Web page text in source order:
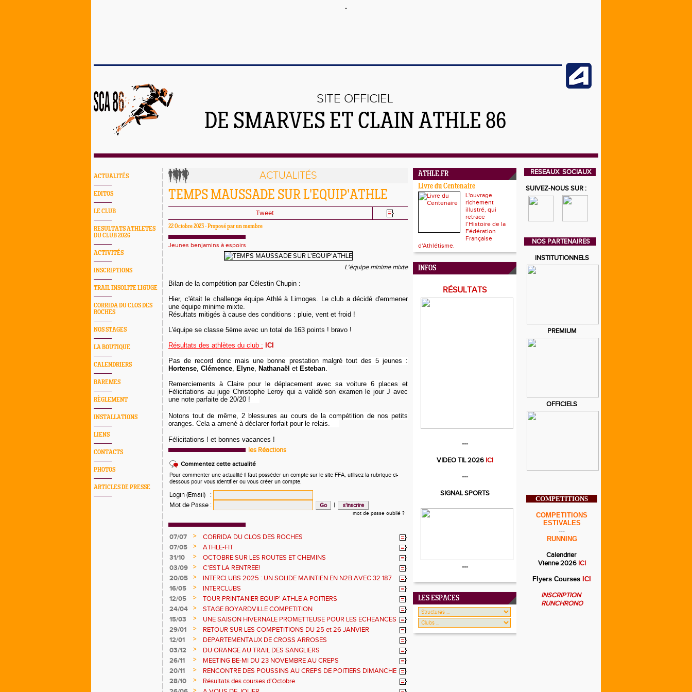
SITE OFFICIEL
DE SMARVES ET CLAIN ATHLE 86
ACTUALITÉS
EDITOS
LE CLUB
RESULTATS ATHLETES
DU CLUB 2026
ACTIVITÉS
INSCRIPTIONS
TRAIL INSOLITE LIGUGE
CORRIDA DU CLOS DES
ROCHES
NOS STAGES
LA BOUTIQUE
CALENDRIERS
BAREMES
RÈGLEMENT
INSTALLATIONS
LIENS
CONTACTS
PHOTOS
ARTICLES DE PRESSE
ACTUALITÉS
TEMPS MAUSSADE SUR L'EQUIP'ATHLE
Tweet
22 Octobre 2023 - Proposé par un membre
Jeunes benjamins à espoirs
L'équipe minime mixte
Bilan de la compétition par Célestin Chupin :
Hier, c'était le challenge équipe Athlé à Limoges. Le club a décidé d'emmener
une équipe minime mixte.
Résultats mitigés à cause des conditions : pluie, vent et froid !
L'équipe se classe 5ème avec un total de 163 points ! bravo !
Résultats des athlètes du club : ICI
Pas de record donc mais une bonne prestation malgré tout des 5 jeunes :
Hortense, Clémence, Elyne, Nathanaël et Esteban.
Remerciements à Claire pour le déplacement avec sa voiture 6 places et
Félicitations au juge Christophe Leroy qui a validé son examen le jour J avec
une note parfaite de 20/20 !
Notons tout de même, 2 blessures au cours de la compétition de nos petits
oranges. Cela a amené à déclarer forfait pour le relais.
Félicitations ! et bonnes vacances !
les Réactions
Commentez cette actualité
Pour commenter une actualité il faut posséder un compte sur le site FFA, utilisez la rubrique ci-
dessous pour vous identifier ou vous créer un compte.
Login (Email)
:
Mot de Passe : |
mot de passe oublié ?
07/07 >
CORRIDA DU CLOS DES ROCHES
07/05
>
ATHLE-FIT
31/10
>
OCTOBRE SUR LES ROUTES ET CHEMINS
03/09
>
C'EST LA RENTREE!
20/05
>
INTERCLUBS 2025 : UN SOLIDE MAINTIEN EN N2B AVEC 32 187
POINTS !
16/05 >
INTERCLUBS
12/05
>
TOUR PRINTANIER EQUIP' ATHLE A POITIERS
24/04
>
STAGE BOYARDVILLE COMPETITION
15/03
>
UNE SAISON HIVERNALE PROMETTEUSE POUR LES ECHEANCES
ESTIVALES
29/01 >
RETOUR SUR LES COMPETITIONS DU 25 et 26 JANVIER
12/01
>
DEPARTEMENTAUX DE CROSS ARROSES
03/12
>
DU ORANGE AU TRAIL DES SANGLIERS
26/11
>
MEETING BE-MI DU 23 NOVEMBRE AU CREPS
20/11
>
RENCONTRE DES POUSSINS AU CREPS DE POITIERS DIMANCHE
17 /11
28/10 >
Résultats des courses d'Octobre
ATHLE.FR
Livre du Centenaire
L'ouvrage
richement
illustré, qui
retrace
l’Histoire de la
Fédération
Française
d'Athlétisme.
INFOS
RÉSULTATS
---
VIDEO TIL 2026ICI
---
SIGNAL SPORTS
---
LES ESPACES
RESEAUX SOCIAUX
SUIVEZ-NOUS SUR :
NOS PARTENAIRES
INSTITUTIONNELS
PREMIUM
OFFICIELS
COMPETITIONS
COMPETITIONS
ESTIVALES
---
RUNNING
Calendrier
Vienne 2026ICI
Flyers Courses ICI
INSCRIPTION
RUNCHRONO